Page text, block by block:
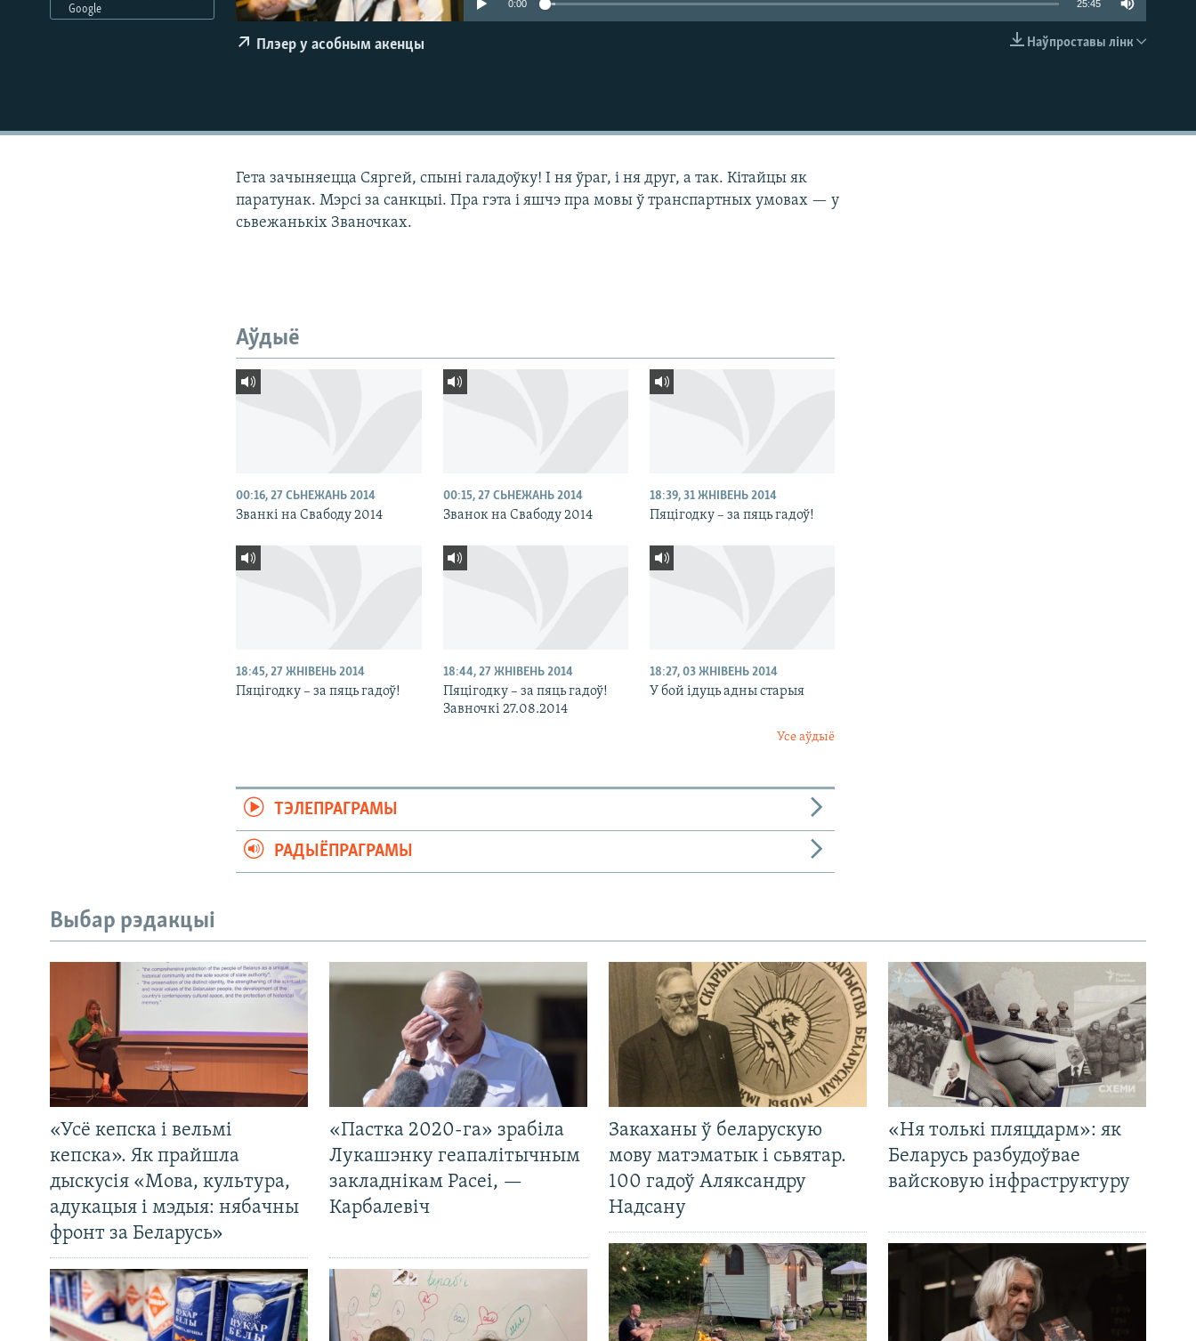
0:00 25:45
Наўпроставы лінк
Плэер у асобным акенцы
Google
Гета зачыняецца Сяргей, спыні галадоўку! І ня ўраг, і ня друг, а так. Кітайцы як
паратунак. Мэрсі за санкцыі. Пра гэта і яшчэ пра мовы ў транспартных умовах — у
сьвежанькіх Званочках.
Аўдыё
00:16, 27 СЬНЕЖАНЬ 2014
Званкі на Свабоду 2014
00:15, 27 СЬНЕЖАНЬ 2014
Званок на Свабоду 2014
18:39, 31 ЖНІВЕНЬ 2014
Пяцігодку – за пяць гадоў!
18:45, 27 ЖНІВЕНЬ 2014
Пяцігодку – за пяць гадоў!
18:44, 27 ЖНІВЕНЬ 2014
Пяцігодку – за пяць гадоў!
Завночкі 27.08.2014
18:27, 03 ЖНІВЕНЬ 2014
У бой ідуць адны старыя
Усе аўдыё
ТЭЛЕПРАГРАМЫ
РАДЫЁПРАГРАМЫ
Выбар рэдакцыі
«Усё кепска і вельмі
кепска». Як прайшла
дыскусія «Мова, культура,
адукацыя і мэдыя: нябачны
фронт за Беларусь»
«Пастка 2020-га» зрабіла
Лукашэнку геапалітычным
закладнікам Расеі, —
Карбалевіч
Закаханы ў беларускую
мову матэматык і сьвятар.
100 гадоў Аляксандру
Надсану
«Ня толькі пляцдарм»: як
Беларусь разбудоўвае
вайсковую інфраструктуру